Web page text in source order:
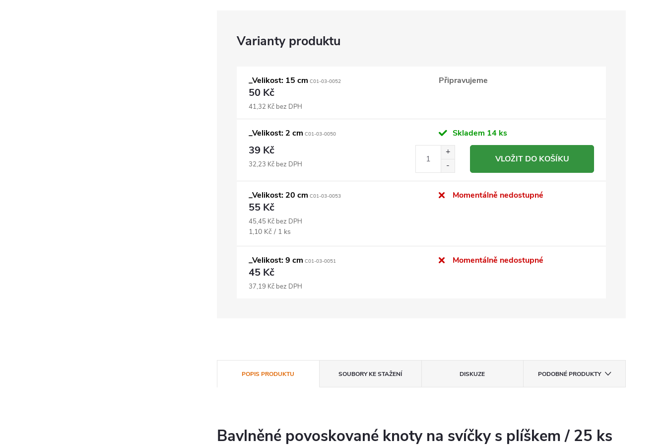
_Velikost: 15 cm C01-03-0052 Připravujeme
50 Kč
41,32 Kč bez DPH
_Velikost: 2 cm C01-03-0050 Skladem 14 ks
39 Kč
32,23 Kč bez DPH VLOŽIT DO KOŠÍKU
_Velikost: 20 cm C01-03-0053 Momentálně nedostupné
55 Kč
45,45 Kč bez DPH
Měrná
cena:
1,10 Kč / 1 ks
_Velikost: 9 cm C01-03-0051 Momentálně nedostupné
45 Kč
37,19 Kč bez DPH
POPIS PRODUKTU SOUBORY KE STAŽENÍ DISKUZE PODOBNÉ PRODUKTY
Bavlněné povoskované knoty na svíčky s plíškem / 25 ks